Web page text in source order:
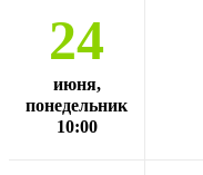
24
июня,
понедельник
10:00